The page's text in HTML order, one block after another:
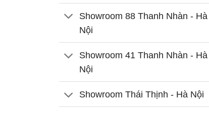
Showroom 88 Thanh Nhàn - Hà
Nội
Showroom 41 Thanh Nhàn - Hà
Nội
Showroom Thái Thịnh - Hà Nội